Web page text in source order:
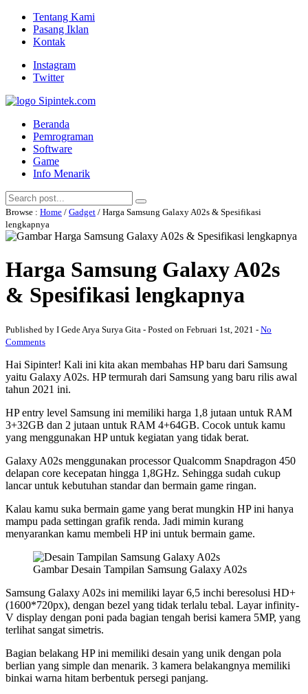
Tentang Kami
Pasang Iklan
Kontak
Instagram
Twitter
Beranda
Pemrograman
Software
Game
Info Menarik
Browse : Home / Gadget / Harga Samsung Galaxy A02s & Spesifikasi
lengkapnya
Harga Samsung Galaxy A02s
& Spesifikasi lengkapnya
Published by I Gede Arya Surya Gita - Posted on Februari 1st, 2021 - No
Comments
Hai Sipinter! Kali ini kita akan membahas HP baru dari Samsung
yaitu Galaxy A02s. HP termurah dari Samsung yang baru rilis awal
tahun 2021 ini.
HP entry level Samsung ini memiliki harga 1,8 jutaan untuk RAM
3+32GB dan 2 jutaan untuk RAM 4+64GB. Cocok untuk kamu
yang menggunakan HP untuk kegiatan yang tidak berat.
Galaxy A02s menggunakan processor Qualcomm Snapdragon 450
delapan core kecepatan hingga 1,8GHz. Sehingga sudah cukup
lancar untuk kebutuhan standar dan bermain game ringan.
Kalau kamu suka bermain game yang berat mungkin HP ini hanya
mampu pada settingan grafik renda. Jadi mimin kurang
menyarankan kamu membeli HP ini untuk bermain game.
Gambar Desain Tampilan Samsung Galaxy A02s
Samsung Galaxy A02s ini memiliki layar 6,5 inchi beresolusi HD+
(1600*720px), dengan bezel yang tidak terlalu tebal. Layar infinity-
V display dengan poni pada bagian tengah berisi kamera 5MP, yang
terlihat sangat simetris.
Bagian belakang HP ini memiliki desain yang unik dengan pola
berlian yang simple dan menarik. 3 kamera belakangnya memiliki
binkai warna hitam berbentuk persegi panjang.